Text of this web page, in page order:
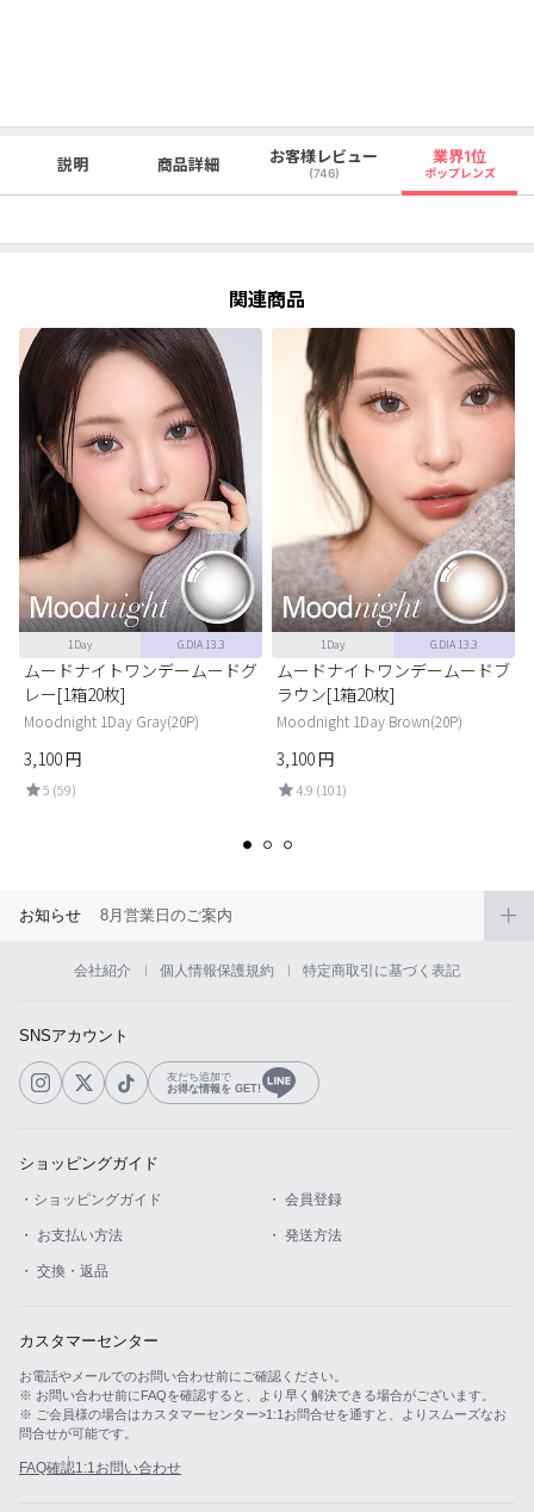
説明 商品詳細 お客様レビュー
(746)
業界1位
ポップレンズ
関連商品
1Day G.DIA 13.3
ムードナイトワンデームードグ
レー[1箱20枚]
Moodnight 1Day Gray(20P)
3,100円
5 (59)
1Day G.DIA 13.3
ムードナイトワンデームードブ
ラウン[1箱20枚]
Moodnight 1Day Brown(20P)
3,100円
4.9 (101)
お知らせ 8月営業日のご案内
会社紹介 個人情報保護規約 特定商取引に基づく表記
SNSアカウント
友だち追加で
お得な情報を GET!
ショッピングガイド
・ショッピングガイド ・ 会員登録
・ お支払い方法 ・ 発送方法
・ 交換・返品
カスタマーセンター
お電話やメールでのお問い合わせ前にご確認ください。
※ お問い合わせ前にFAQを確認すると、より早く解決できる場合がございます。
※ ご会員様の場合はカスタマーセンター>1:1お問合せを通すと、よりスムーズなお
問合せが可能です。
FAQ確認1:1お問い合わせ